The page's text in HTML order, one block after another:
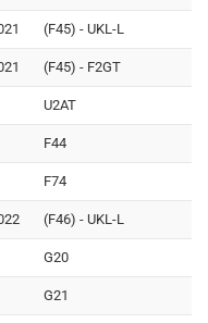
(F45) - UKL-L
(F45) - F2GT
U2AT
F44
F74
(F46) - UKL-L
G20
G21